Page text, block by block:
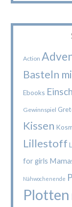
Action
Basteln
Ebooks
Gewinnspiel
Kissen
Lillestoff
for girls
Nähwochenende
Plotten